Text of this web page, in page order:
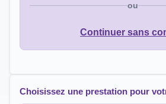
ou
Continuer sans
Choisissez une prestation pour